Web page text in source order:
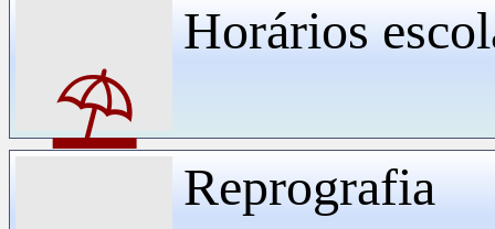
⛱
Horários
Reprografia